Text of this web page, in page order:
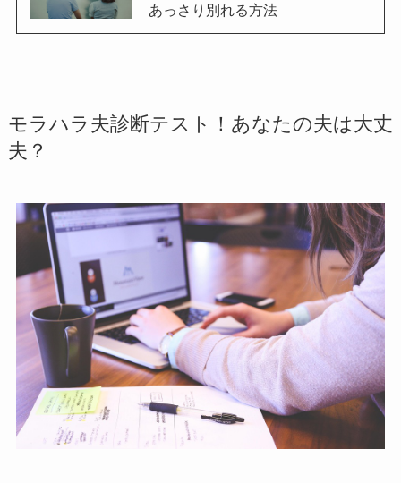
あっさり別れる方法
モラハラ夫診断テスト！あなたの夫は大丈
夫？